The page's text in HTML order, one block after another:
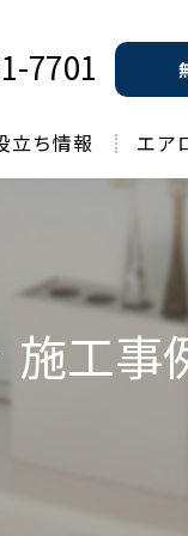
7701
立ち情報 エア
工事